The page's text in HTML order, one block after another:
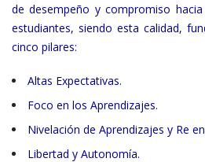
de desempeño y compromiso
estudiantes, siendo esta calidad,
cinco pilares:
Altas Expectativas.
Foco en los Aprendizajes.
Nivelación de Aprendizajes y Re
Libertad y Autonomía.